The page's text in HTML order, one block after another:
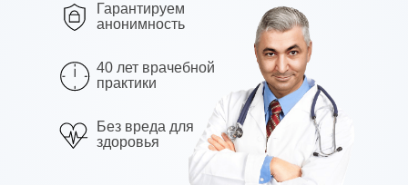
Гарантируем
анонимность
40 лет врачебной
практики
Без вреда для
здоровья